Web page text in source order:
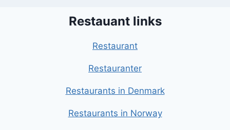
Restauant links
Restaurant
Restauranter
Restaurants in Denmark
Restaurants in Norway